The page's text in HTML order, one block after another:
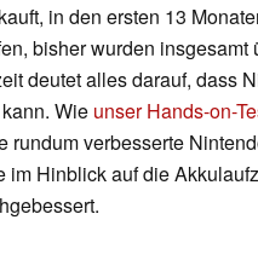
in den ersten 13
bisher wurden
deutet alles darauf, dass
Wie unser Hands-on-
rundum verbesserte
im Hinblick auf die